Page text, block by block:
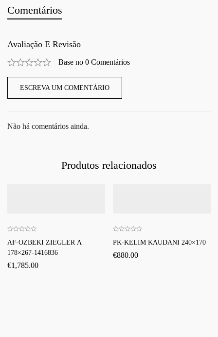
Comentários
Avaliação E Revisão
Base no 0 Comentários
ESCREVA UM COMENTÁRIO
Não há comentários ainda.
Produtos relacionados
AF-OZBEKI ZIEGLER A
178×267-1416836
€1,785.00
PK-KELIM KAUDANI 240×170
€880.00